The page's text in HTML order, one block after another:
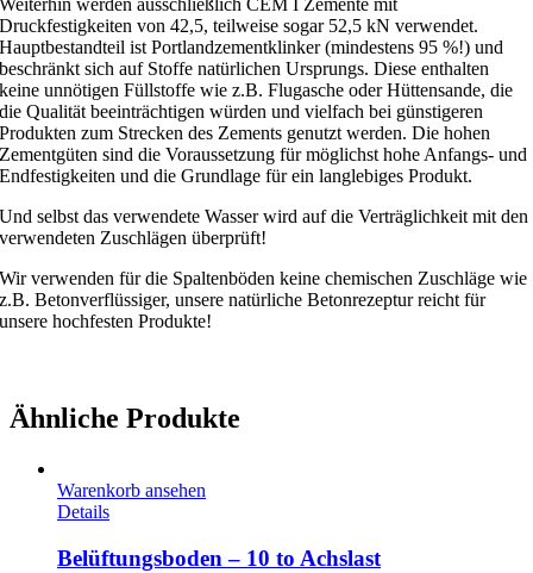
Weiterhin werden ausschließlich CEM I Zemente mit
Druckfestigkeiten von 42,5, teilweise sogar 52,5 kN verwendet.
Hauptbestandteil ist Portlandzementklinker (mindestens 95 %!) und
beschränkt sich auf Stoffe natürlichen Ursprungs. Diese enthalten
keine unnötigen Füllstoffe wie z.B. Flugasche oder Hüttensande, die
die Qualität beeinträchtigen würden und vielfach bei günstigeren
Produkten zum Strecken des Zements genutzt werden. Die hohen
Zementgüten sind die Voraussetzung für möglichst hohe Anfangs- und
Endfestigkeiten und die Grundlage für ein langlebiges Produkt.
Und selbst das verwendete Wasser wird auf die Verträglichkeit mit den
verwendeten Zuschlägen überprüft!
Wir verwenden für die Spaltenböden keine chemischen Zuschläge wie
z.B. Betonverflüssiger, unsere natürliche Betonrezeptur reicht für
unsere hochfesten Produkte!
Ähnliche Produkte
Warenkorb ansehen
Details
Belüftungsboden – 10 to Achslast